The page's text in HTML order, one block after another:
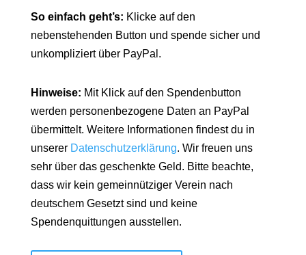
So einfach geht’s: Klicke auf den
nebenstehenden Button und spende sicher und
unkompliziert über PayPal.
Hinweise: Mit Klick auf den Spendenbutton
werden personenbezogene Daten an PayPal
übermittelt. Weitere Informationen findest du in
unserer Datenschutzerklärung. Wir freuen uns
sehr über das geschenkte Geld. Bitte beachte,
dass wir kein gemeinnütziger Verein nach
deutschem Gesetzt sind und keine
Spendenquittungen ausstellen.